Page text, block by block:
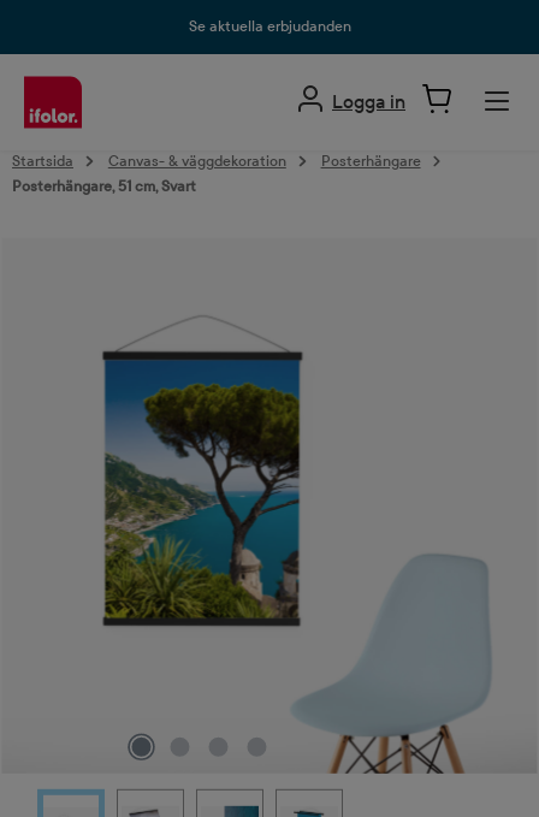
Se aktuella erbjudanden
Logga in
Startsida Canvas- & väggdekoration
Posterhängare
Posterhängare, 51 cm, Svart